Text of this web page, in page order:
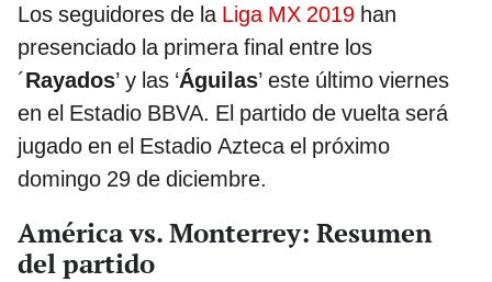
Los seguidores de la Liga MX 2019 han
presenciado la primera final entre los
´Rayados’ y las ‘Águilas’ este último viernes
en el Estadio BBVA. El partido de vuelta será
jugado en el Estadio Azteca el próximo
domingo 29 de diciembre.
América vs. Monterrey: Resumen
del partido